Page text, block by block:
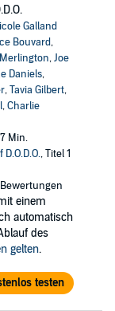
Galland
Bouvard,
,Joe
Daniels,
,Tavia Gilbert,
,Charlie
Min.
, Titel 1
Bewertungen
einem
automatisch
des
gelten.
testen